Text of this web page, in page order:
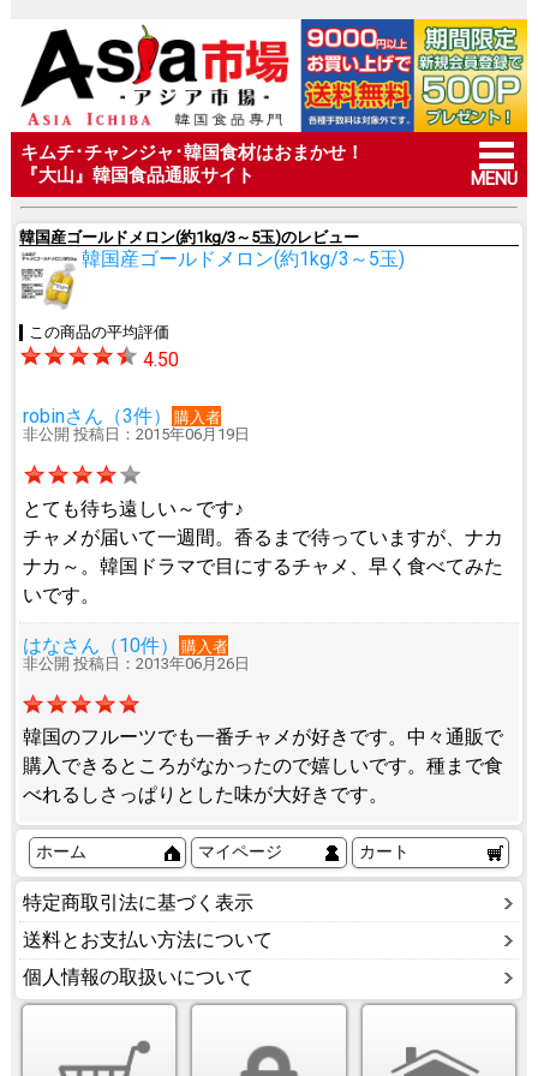
キムチ･チャンジャ･韓国食材はおまかせ！
『大山』韓国食品通販サイト
MENU
韓国産ゴールドメロン(約1kg/3～5玉)のレビュー
韓国産ゴールドメロン(約1kg/3～5玉)
この商品の平均評価
4.50
robinさん（3件）
購入者
非公開 投稿日：2015年06月19日
とても待ち遠しい～です♪
チャメが届いて一週間。香るまで待っていますが、ナカ
ナカ～。韓国ドラマで目にするチャメ、早く食べてみた
いです。
はなさん（10件）
購入者
非公開 投稿日：2013年06月26日
韓国のフルーツでも一番チャメが好きです。中々通販で
購入できるところがなかったので嬉しいです。種まで食
べれるしさっぱりとした味が大好きです。
ホーム マイページ カート
特定商取引法に基づく表示
送料とお支払い方法について
個人情報の取扱いについて